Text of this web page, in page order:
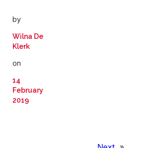
by
Wilna De
Klerk
on
14
February
2019